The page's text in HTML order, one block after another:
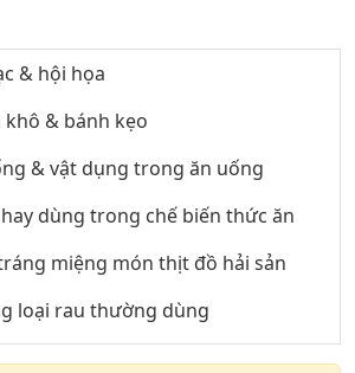
& hội họa
& bánh kẹo
& vật dụng trong ăn uống
dùng trong chế biến thức ăn
miệng món thịt đồ hải sản
loại rau thường dùng
viện & các loại thuốc phần 1